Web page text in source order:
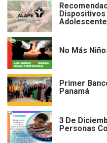
Dispositivos
No Más
Primer
Panamá
3 De
Personas